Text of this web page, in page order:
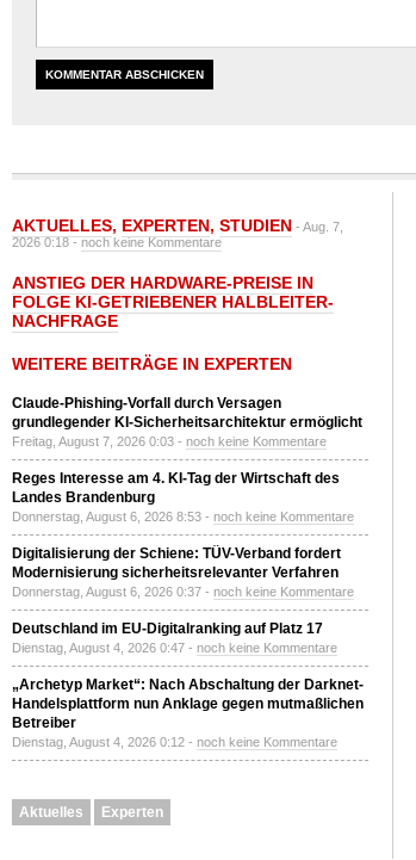
AKTUELLES, EXPERTEN, STUDIEN - Aug. 7,
2026 0:18 -noch keine Kommentare
ANSTIEG DER HARDWARE-PREISE IN
FOLGE KI-GETRIEBENER HALBLEITER-
NACHFRAGE
WEITERE BEITRÄGE IN EXPERTEN
Claude-Phishing-Vorfall durch Versagen
grundlegender KI-Sicherheitsarchitektur ermöglicht
Freitag, August 7, 2026 0:03 - noch keine Kommentare
Reges Interesse am 4. KI-Tag der Wirtschaft des
Landes Brandenburg
Donnerstag, August 6, 2026 8:53 - noch keine Kommentare
Digitalisierung der Schiene: TÜV-Verband fordert
Modernisierung sicherheitsrelevanter Verfahren
Donnerstag, August 6, 2026 0:37 - noch keine Kommentare
Deutschland im EU-Digitalranking auf Platz 17
Dienstag, August 4, 2026 0:47 - noch keine Kommentare
„Archetyp Market“: Nach Abschaltung der Darknet-
Handelsplattform nun Anklage gegen mutmaßlichen
Betreiber
Dienstag, August 4, 2026 0:12 - noch keine Kommentare
Aktuelles Experten